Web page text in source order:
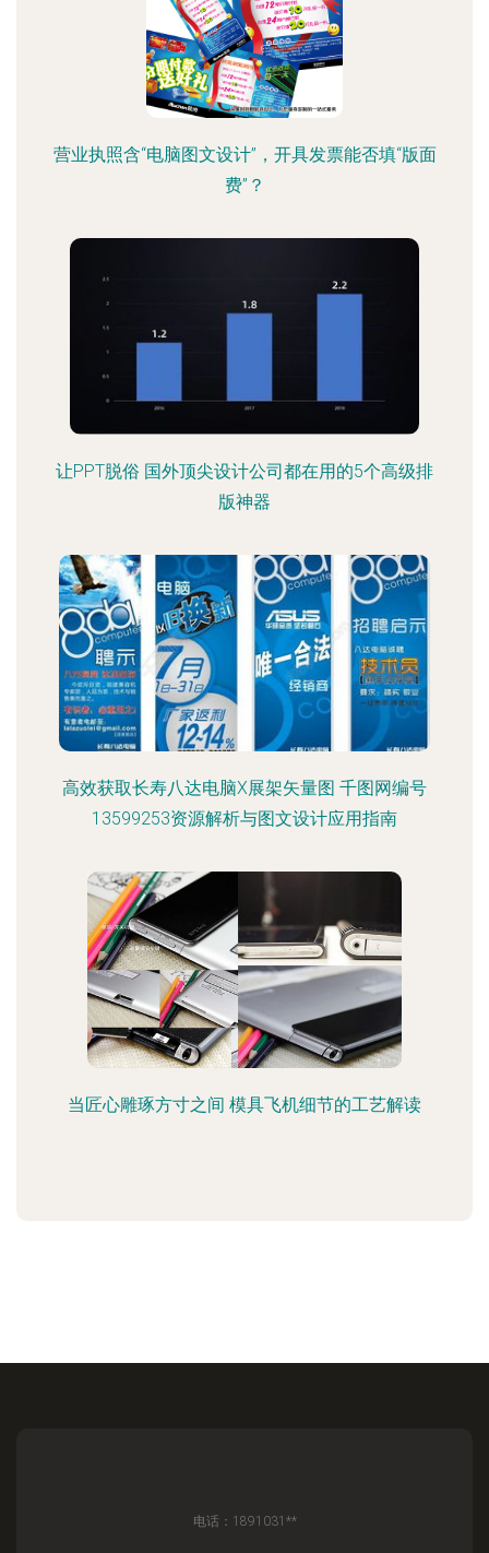
营业执照含“电脑图文设计”，开具发票能否填“版面
费”？
让PPT脱俗 国外顶尖设计公司都在用的5个高级排
版神器
高效获取长寿八达电脑X展架矢量图 千图网编号
13599253资源解析与图文设计应用指南
当匠心雕琢方寸之间 模具飞机细节的工艺解读
电话：1891031**